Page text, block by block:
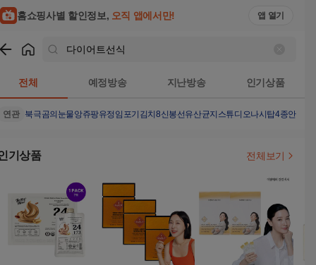
홈쇼핑사별 할인정보, 오직 앱에서만! 앱 열기
전체 예정방송 지난방송 인기상품
연관 북극곰의눈물앙쥬팡유정임포기김치8신봉선유산균지스튜디오나시탑4종안문숙
기상품 전체보기